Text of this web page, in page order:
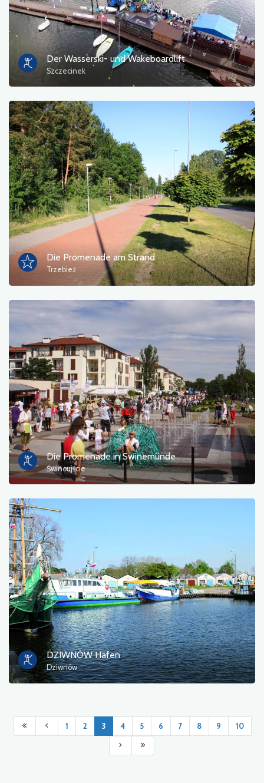
Der Wasserski- und Wakeboardlift
Szczecinek
Die Promenade am Strand
Trzebież
Die Promenade in Swinemünde
Świnoujście
DZIWNÓW Hafen
Dziwnów
1 2 3 4 5 6 7 8 9 10